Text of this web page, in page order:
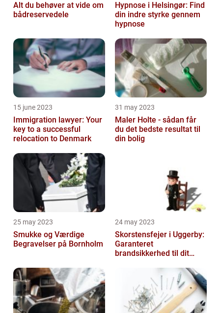
Alt du behøver at vide om
bådreservedele
Hypnose i Helsingør: Find
din indre styrke gennem
hypnose
15 june 2023
Immigration lawyer: Your
key to a successful
relocation to Denmark
31 may 2023
Maler Holte - sådan får
du det bedste resultat til
din bolig
25 may 2023
Smukke og Værdige
Begravelser på Bornholm
24 may 2023
Skorstensfejer i Uggerby:
Garanteret
brandsikkerhed til dit